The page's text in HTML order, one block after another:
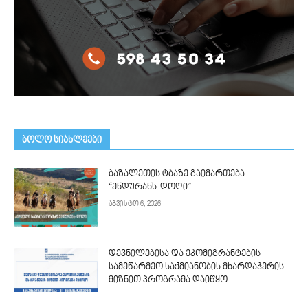
ᲑᲝᲚᲝ ᲡᲘᲐᲮᲚᲔᲔᲑᲘ
ბაზალეთის ტბაზე გაიმართება
“ენდურანს-დოღი”
აგვისტო 6, 2026
დევნილებისა და ეკომიგრანტების
სამეწარმეო საქმიანობის მხარდაჭერის
მიზნით პროგრამა დაიწყო